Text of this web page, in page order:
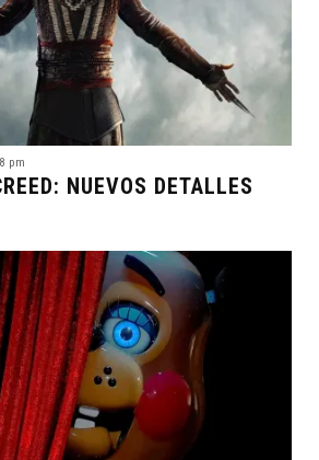
pm
NUEVOS DETALLES